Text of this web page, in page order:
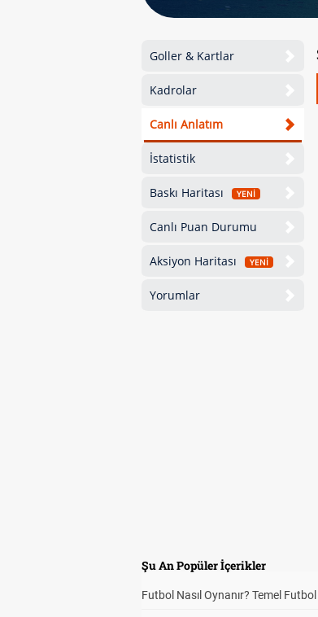
Goller & Kartlar
Kadrolar
Canlı Anlatım
İstatistik
Baskı Haritası YENİ
Canlı Puan Durumu
Aksiyon Haritası YENİ
Yorumlar
Şu An Popüler İçerikler
Futbol Nasıl Oynanır? Temel